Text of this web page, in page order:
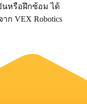
หรือฝึกซ้อม ได้
ก VEX Robotics